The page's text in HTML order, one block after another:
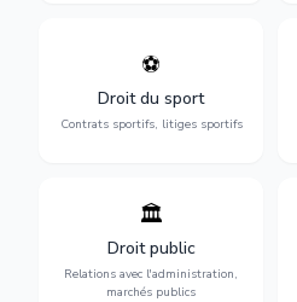
⚽
Droit du sport
Contrats sportifs, litiges sportifs
Expertise en droit sportif :
transferts, sponsoring et
contentieux.
🏛️
Droit public
Relations avec l'administration,
marchés publics
Gestion de vos relations
avec l'administration :
marchés publics,
urbanisme et contentieux.